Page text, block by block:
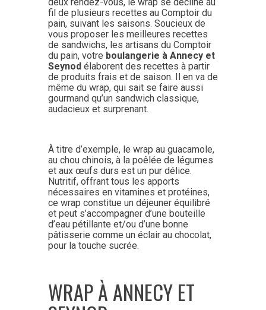
fil de plusieurs recettes au Comptoir du
pain, suivant les saisons. Soucieux de
vous proposer les meilleures recettes
de sandwichs, les artisans du Comptoir
du pain, votre boulangerie à Annecy et
Seynodélaborent des recettes à partir
de produits frais et de saison. Il en va de
même du wrap, qui sait se faire aussi
gourmand qu’un sandwich classique,
audacieux et surprenant.
À titre d’exemple, le wrap au guacamole,
au chou chinois, à la poêlée de légumes
et aux œufs durs est un pur délice.
Nutritif, offrant tous les apports
nécessaires en vitamines et protéines,
ce wrap constitue un déjeuner équilibré
et peut s’accompagner d’une bouteille
d’eau pétillante et/ou d’une bonne
pâtisserie comme un éclair au chocolat,
pour la touche sucrée.
WRAP À ANNECY ET